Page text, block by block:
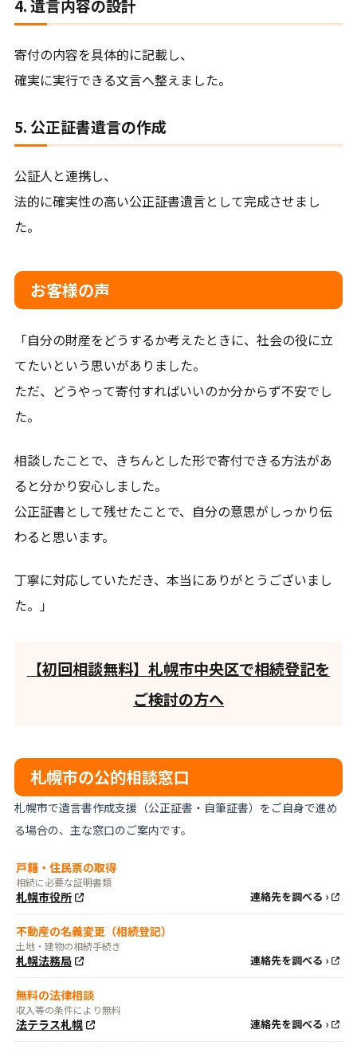
4. 遺言内容の設計
寄付の内容を具体的に記載し、
確実に実行できる文言へ整えました。
5. 公正証書遺言の作成
公証人と連携し、
法的に確実性の高い公正証書遺言として完成させまし
た。
お客様の声
「自分の財産をどうするか考えたときに、社会の役に立
てたいという思いがありました。
ただ、どうやって寄付すればいいのか分からず不安でし
た。
相談したことで、きちんとした形で寄付できる方法があ
ると分かり安心しました。
公正証書として残せたことで、自分の意思がしっかり伝
わると思います。
丁寧に対応していただき、本当にありがとうございまし
た。」
【初回相談無料】札幌市中央区で相続登記を
ご検討の方へ
札幌市の公的相談窓口
札幌市で遺言書作成支援（公正証書・自筆証書）をご自身で進め
る場合の、主な窓口のご案内です。
戸籍・住民票の取得
相続に必要な証明書類
札幌市役所 連絡先を調べる ›
不動産の名義変更（相続登記）
土地・建物の相続手続き
札幌法務局 連絡先を調べる ›
無料の法律相談
収入等の条件により無料
法テラス札幌 連絡先を調べる ›